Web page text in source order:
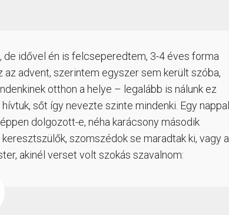
idővel én is felcseperedtem, 3-4 éves forma
advent, szerintem egyszer sem került szóba,
otthon a helye – legalább is nálunk ez
sőt így nevezte szinte mindenki. Egy nappal
dolgozott-e, néha karácsony második
szomszédok se maradtak ki, vagy a
akinél verset volt szokás szavalnom: